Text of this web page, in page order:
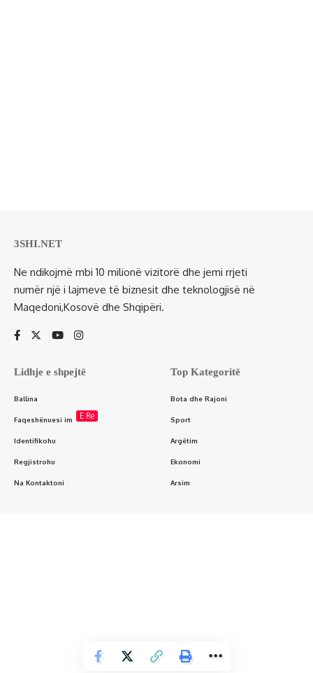
3SHI.NET
Ne ndikojmë mbi 10 milionë vizitorë dhe jemi rrjeti
numër një i lajmeve të biznesit dhe teknologjisë në
Maqedoni,Kosovë dhe Shqipëri.
Lidhje e shpejtë
Ballina
Faqeshënuesi im E Re
Identifikohu
Regjistrohu
Na Kontaktoni
Top Kategoritë
Bota dhe Rajoni
Sport
Argëtim
Ekonomi
Arsim